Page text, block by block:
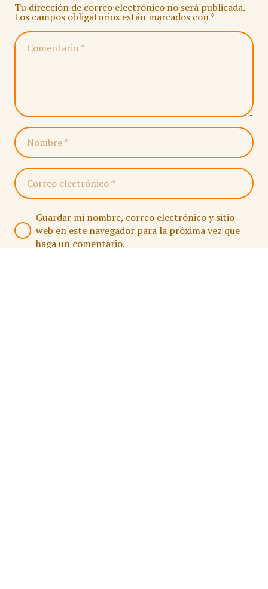
Tu dirección de correo electrónico no será publicada.
Los campos obligatorios están marcados con*
Guardar mi nombre, correo electrónico y sitio
web en este navegador para la próxima vez que
haga un comentario.